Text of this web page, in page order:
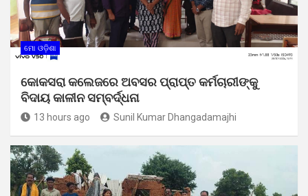
ମୋ ଓଡ଼ିଶା
କୋକସରା କଲେଜରେ ଅବସର ପ୍ରାପ୍ତ କର୍ମଚାରୀଙ୍କୁ
ବିଦାୟ କାଳୀନ ସମ୍ବର୍ଦ୍ଧନା
13 hours ago Sunil Kumar Dhangadamajhi